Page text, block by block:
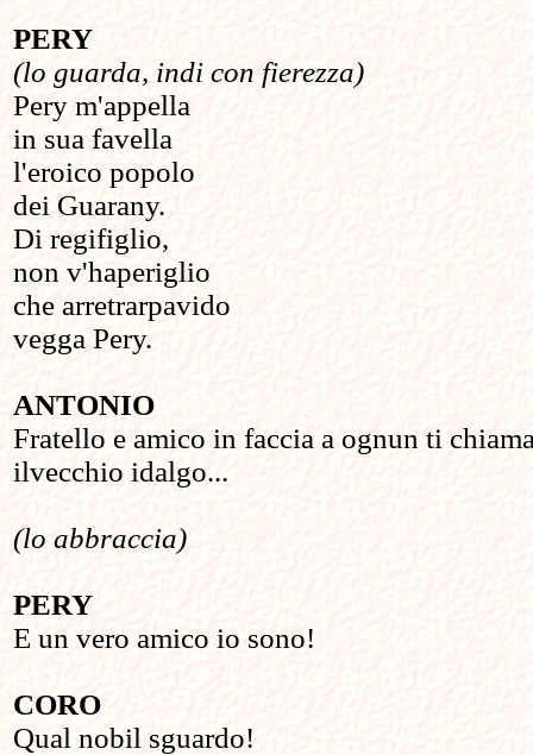
PERY
(lo guarda, indi con fierezza)
Pery m'appella
in sua favella
l'eroico popolo
dei Guarany.
Di regifiglio,
non v'haperiglio
che arretrarpavido
vegga Pery.
ANTONIO
Fratello e amico in faccia a ognun ti
ilvecchio idalgo...
(lo abbraccia)
PERY
E un vero amico io sono!
CORO
Qual nobil sguardo!